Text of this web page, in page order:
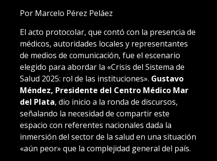
Por Marcelo Pérez Peláez
El acto protocolar, que contó con la presencia de
médicos, autoridades locales y representantes
de medios de comunicación, fue el escenario
elegido para abordar la «Crisis del Sistema de
Salud 2025: rol de las instituciones». Gustavo
Méndez, Presidente del Centro Médico Mar
del Plata, dio inicio a la ronda de discursos,
señalando la necesidad de compartir este
espacio con referentes nacionales dada la
inmersión del sector de la salud en una situación
«aún peor» que la complejidad general del país.